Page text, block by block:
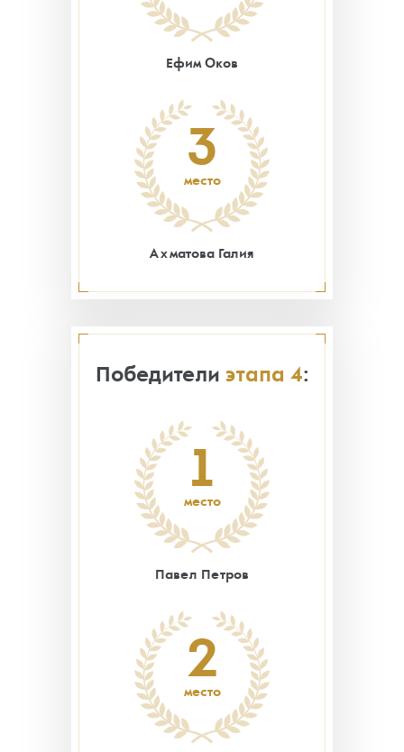
Ефим Оков
3
место
Ахматова Галия
Победители этапа 4:
1
место
Павел Петров
2
место